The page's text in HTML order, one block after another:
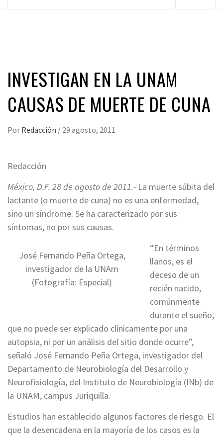
INVESTIGAN EN LA UNAM
CAUSAS DE MUERTE DE CUNA
Por Redacción / 29 agosto, 2011
Redacción
México, D.F. 28 de agosto de 2011.- La muerte súbita del
lactante (o muerte de cuna) no es una enfermedad,
sino un síndrome. Se ha caracterizado por sus
síntomas, no por sus causas.
José Fernando Peña Ortega,
investigador de la UNAm
(Fotografía: Especial)
“En términos
llanos, es el
deceso de un
recién nacido,
comúnmente
durante el sueño,
que no puede ser explicado clínicamente por una
autopsia, ni por un análisis del sitio donde ocurre”,
señaló José Fernando Peña Ortega, investigador del
Departamento de Neurobiología del Desarrollo y
Neurofisiología, del Instituto de Neurobiología (INb) de
la UNAM, campus Juriquilla.
Estudios han establecido algunos factores de riesgo. El
que la desencadena en la mayoría de los casos es la